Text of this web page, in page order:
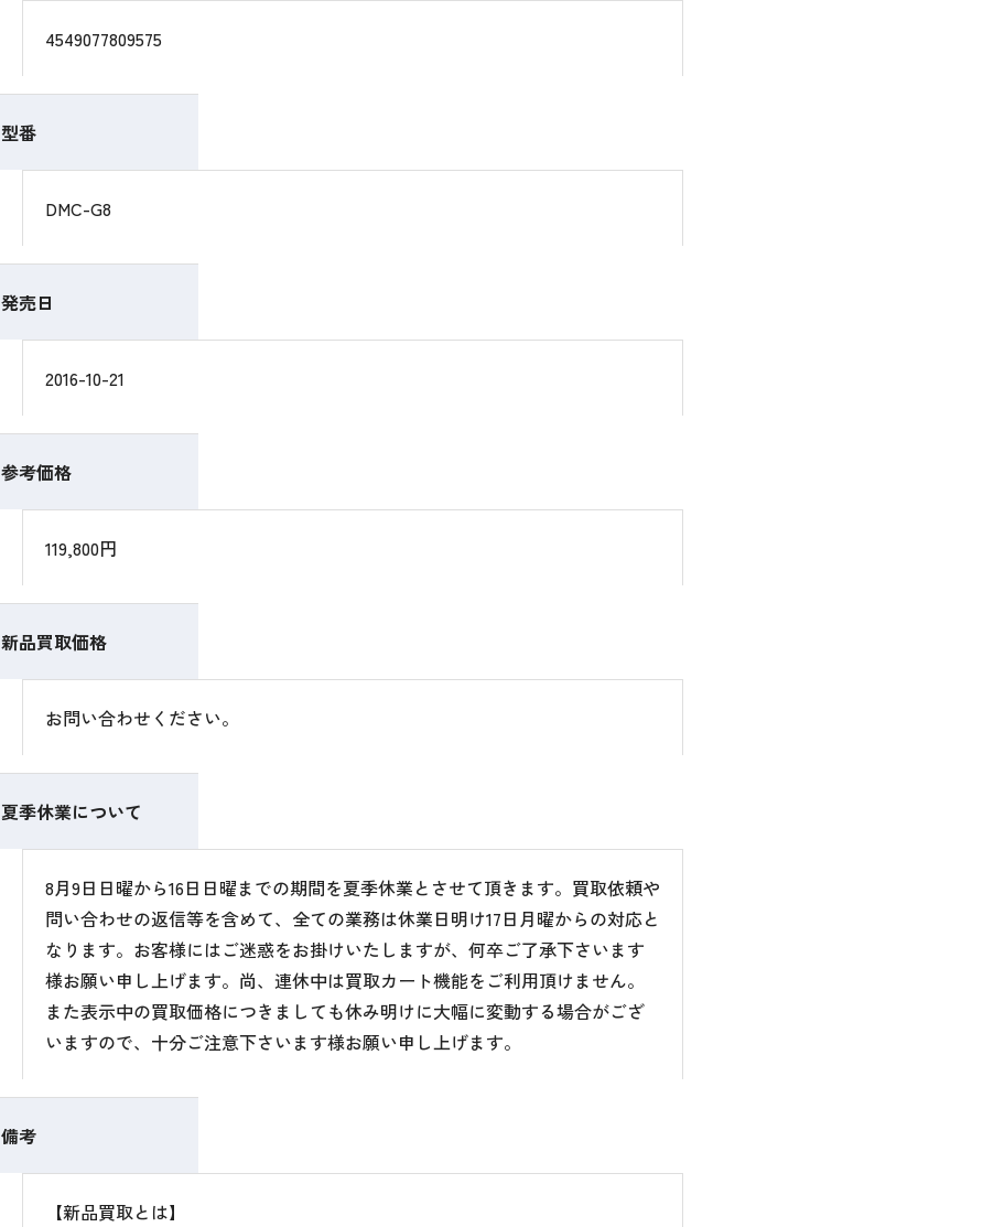
4549077809575
型番
DMC-G8
発売日
2016-10-21
参考価格
119,800円
新品買取価格
お問い合わせください。
夏季休業について
8月9日日曜から16日日曜までの期間を夏季休業とさせて頂きます。買取依頼や
問い合わせの返信等を含めて、全ての業務は休業日明け17日月曜からの対応と
なります。お客様にはご迷惑をお掛けいたしますが、何卒ご了承下さいます
様お願い申し上げます。尚、連休中は買取カート機能をご利用頂けません。
また表示中の買取価格につきましても休み明けに大幅に変動する場合がござ
いますので、十分ご注意下さいます様お願い申し上げます。
備考
【新品買取とは】